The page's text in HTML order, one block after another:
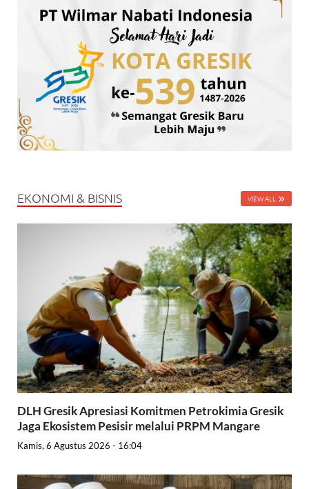
EKONOMI & BISNIS VIEW ALL
DLH Gresik Apresiasi Komitmen Petrokimia Gresik
Jaga Ekosistem Pesisir melalui PRPM Mangare
Kamis, 6 Agustus 2026 - 16:04